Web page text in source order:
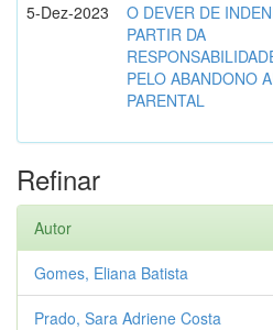
5-Dez-2023
O DEVER DE
PARTIR DA
PELO ABANDONO
PARENTAL
Refinar
Autor
Gomes, Eliana Batista
Prado, Sara Adriene Costa